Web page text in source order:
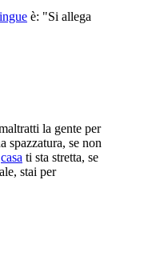
è: "Si allega
la gente per
spazzatura, se non
casa ti sta stretta, se
stai per